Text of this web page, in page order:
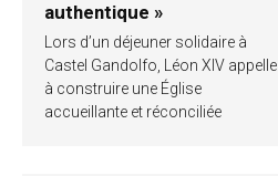
authentique »
Lors d’un déjeuner solidaire à
Castel Gandolfo, Léon XIV appelle
à construire une Église
accueillante et réconciliée